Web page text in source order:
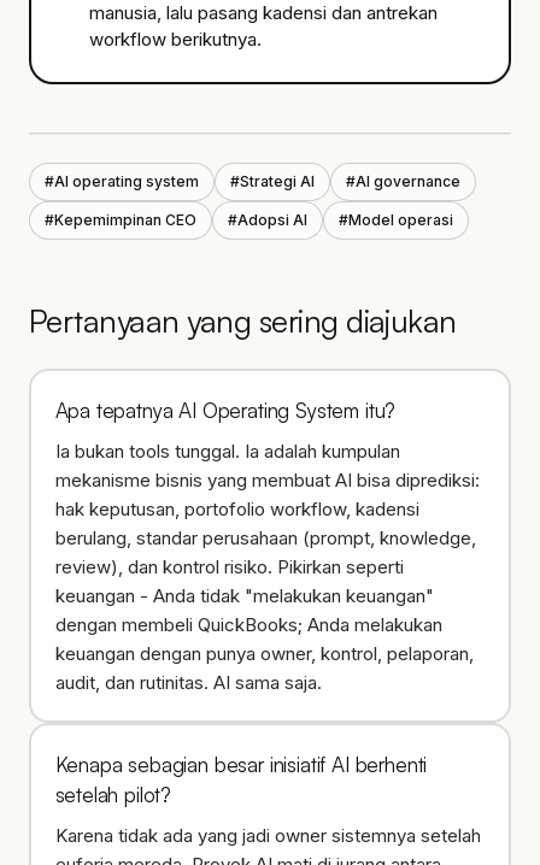
manusia, lalu pasang kadensi dan antrekan
workflow berikutnya.
#AI operating system #Strategi AI #AI governance
#Kepemimpinan CEO #Adopsi AI #Model operasi
Pertanyaan yang sering diajukan
Apa tepatnya AI Operating System itu?
Ia bukan tools tunggal. Ia adalah kumpulan
mekanisme bisnis yang membuat AI bisa diprediksi:
hak keputusan, portofolio workflow, kadensi
berulang, standar perusahaan (prompt, knowledge,
review), dan kontrol risiko. Pikirkan seperti
keuangan - Anda tidak "melakukan keuangan"
dengan membeli QuickBooks; Anda melakukan
keuangan dengan punya owner, kontrol, pelaporan,
audit, dan rutinitas. AI sama saja.
Kenapa sebagian besar inisiatif AI berhenti
setelah pilot?
Karena tidak ada yang jadi owner sistemnya setelah